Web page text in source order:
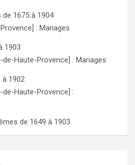
1675 à 1904
: Mariages
1903
Haute-Provence] : Mariages
à 1902
Haute-Provence] :
de 1649 à 1903